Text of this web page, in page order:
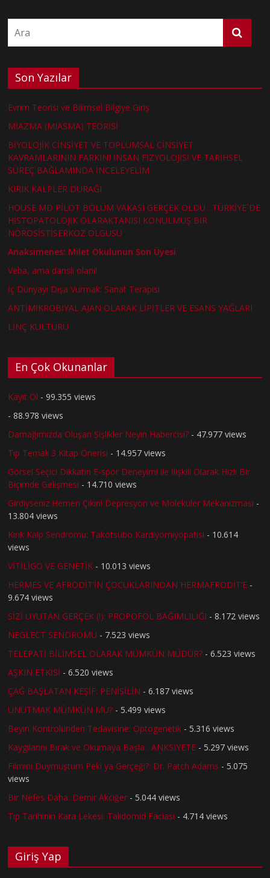
Son Yazılar
Evrim Teorisi ve Bilimsel Bilgiye Giriş
MİAZMA (MIASMA) TEORİSİ
BİYOLOJİK CİNSİYET VE TOPLUMSAL CİNSİYET
KAVRAMLARININ FARKINI İNSAN FİZYOLOJİSİ VE TARİHSEL
SÜREÇ BAĞLAMINDA İNCELEYELİM
KIRIK KALPLER DURAĞI
HOUSE MD PİLOT BÖLÜM VAKASI GERÇEK OLDU : TÜRKİYE´DE
HİSTOPATOLOJİK OLARAKTANISI KONULMUŞ BİR
NÖROSİSTİSERKOZ OLGUSU
Anaksimenes: Milet Okulunun Son Üyesi
Veba, ama danslı olanı!
İç Dünyayı Dışa Vurmak: Sanat Terapisi
ANTİMİKROBİYAL AJAN OLARAK LİPİTLER VE ESANS YAĞLARI
LİNÇ KÜLTÜRÜ
En Çok Okunanlar
Kayıt Ol - 99.355 views
- 88.978 views
Damağımızda Oluşan Şişlikler Neyin Habercisi? - 47.977 views
Tıp Temalı 3 Kitap Önerisi - 14.957 views
Görsel Seçici Dikkatin E-spor Deneyimi ile İlişkili Olarak Hızlı Bir
Biçimde Gelişmesi - 14.710 views
Girdiyseniz Hemen Çıkın! Depresyon ve Moleküler Mekanizması -
13.804 views
Kırık Kalp Sendromu: Takotsubo Kardiyomiyopatisi - 10.614
views
VİTİLİGO VE GENETİK - 10.013 views
HERMES VE AFRODİT’İN ÇOCUKLARINDAN HERMAFRODİT’E -
9.674 views
SİZİ UYUTAN GERÇEK (!): PROPOFOL BAĞIMLILIĞI - 8.172 views
NEGLECT SENDROMU - 7.523 views
TELEPATİ BİLİMSEL OLARAK MÜMKÜN MÜDÜR? - 6.523 views
AŞKIN ETKİSİ - 6.520 views
ÇAĞ BAŞLATAN KEŞİF: PENİSİLİN - 6.187 views
UNUTMAK MÜMKÜN MÜ? - 5.499 views
Beyin Kontrolünden Tedavisine: Optogenetik - 5.316 views
Kaygılarını Bırak ve Okumaya Başla : ANKSİYETE - 5.297 views
Filmini Duymuştum Peki ya Gerçeği?: Dr. Patch Adams - 5.075
views
Bir Nefes Daha: Demir Akciğer - 5.044 views
Tıp Tarihinin Kara Lekesi: Talidomid Faciası - 4.714 views
Giriş Yap